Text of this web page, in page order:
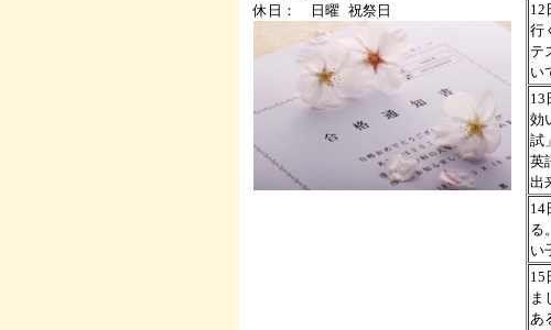
休日： 日曜 祝祭日
12
行
テ
い
13
効
試
英
出
14
る
い
15
ま
あ